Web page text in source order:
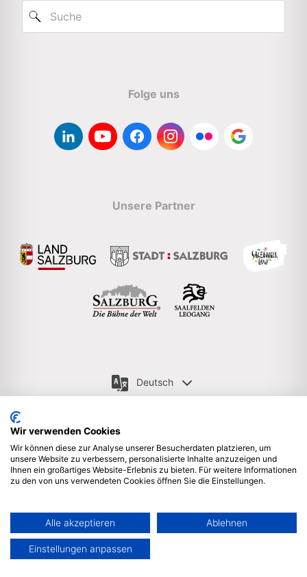
Folge uns
Unsere Partner
Deutsch
Newsletter anmelden Impressum & Rechtliche Hinweise
Datenschutzerklärung Sitemap Partner Login
Wir sind stolzes Mitglied bei ICCA & ACB | © 2025 Salzburg
Convention Bureau, Auerspergstrasse 6, 5020 Salzburg,
Österreich
Aus Gründen der besseren Lesbarkeit wird auf die gleichzeitige
Wir verwenden Cookies
Wir können diese zur Analyse unserer Besucherdaten platzieren, um
unsere Website zu verbessern, personalisierte Inhalte anzuzeigen und
Ihnen ein großartiges Website-Erlebnis zu bieten. Für weitere Informationen
zu den von uns verwendeten Cookies öffnen Sie die Einstellungen.
Alle akzeptieren Ablehnen
Einstellungen anpassen